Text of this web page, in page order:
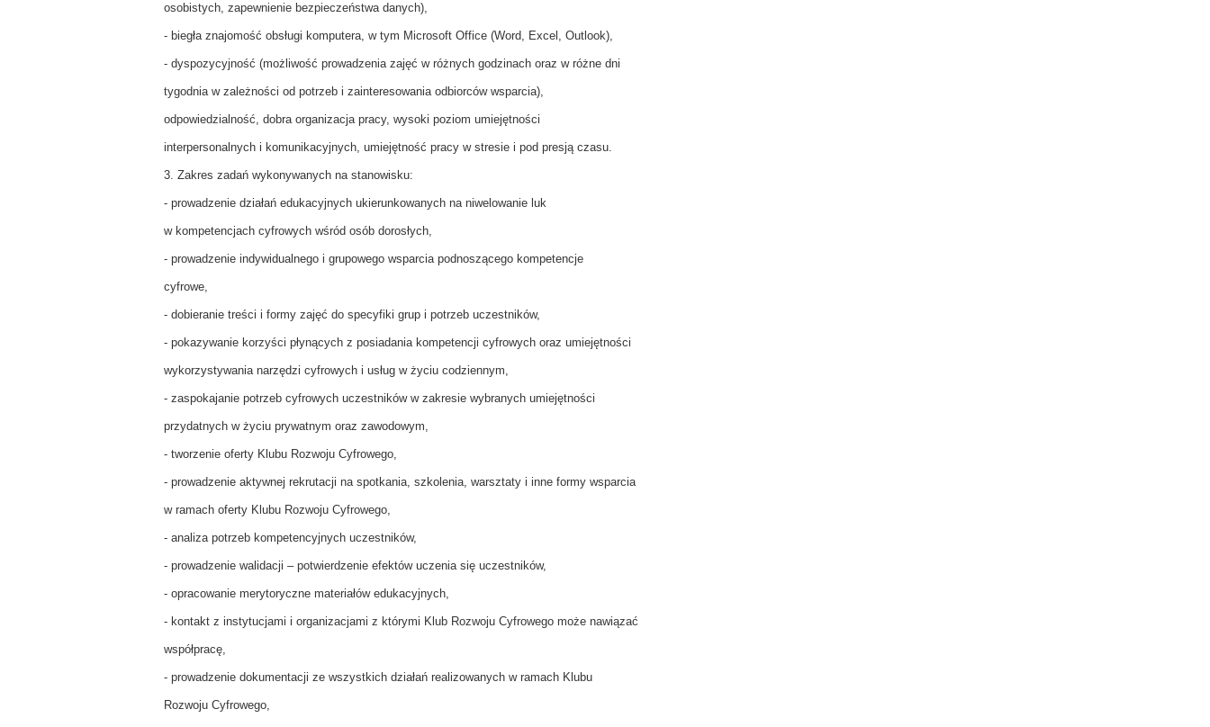
osobistych, zapewnienie bezpieczeństwa danych),
- biegła znajomość obsługi komputera, w tym Microsoft Office (Word, Excel, Outlook),
- dyspozycyjność (możliwość prowadzenia zajęć w różnych godzinach oraz w różne dni
tygodnia w zależności od potrzeb i zainteresowania odbiorców wsparcia),
odpowiedzialność, dobra organizacja pracy, wysoki poziom umiejętności
interpersonalnych i komunikacyjnych, umiejętność pracy w stresie i pod presją czasu.
3. Zakres zadań wykonywanych na stanowisku:
- prowadzenie działań edukacyjnych ukierunkowanych na niwelowanie luk
w kompetencjach cyfrowych wśród osób dorosłych,
- prowadzenie indywidualnego i grupowego wsparcia podnoszącego kompetencje
cyfrowe,
- dobieranie treści i formy zajęć do specyfiki grup i potrzeb uczestników,
- pokazywanie korzyści płynących z posiadania kompetencji cyfrowych oraz umiejętności
wykorzystywania narzędzi cyfrowych i usług w życiu codziennym,
- zaspokajanie potrzeb cyfrowych uczestników w zakresie wybranych umiejętności
przydatnych w życiu prywatnym oraz zawodowym,
- tworzenie oferty Klubu Rozwoju Cyfrowego,
- prowadzenie aktywnej rekrutacji na spotkania, szkolenia, warsztaty i inne formy wsparcia
w ramach oferty Klubu Rozwoju Cyfrowego,
- analiza potrzeb kompetencyjnych uczestników,
- prowadzenie walidacji – potwierdzenie efektów uczenia się uczestników,
- opracowanie merytoryczne materiałów edukacyjnych,
- kontakt z instytucjami i organizacjami z którymi Klub Rozwoju Cyfrowego może nawiązać
współpracę,
- prowadzenie dokumentacji ze wszystkich działań realizowanych w ramach Klubu
Rozwoju Cyfrowego,